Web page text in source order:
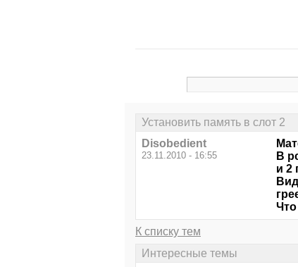
Установить память в слот 2
Disobedient
23.11.2010 - 16:55
В
и 2
Что
К списку тем
Интересные темы